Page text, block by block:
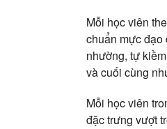
Mỗi học viên
chuẩn mực đạo
nhường, tự
và cuối cùng
Mỗi học viên
đặc trưng vượt